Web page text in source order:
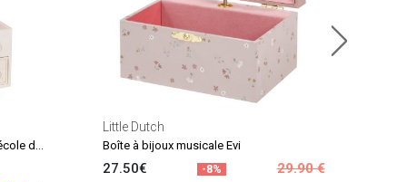
Little Dutch
Boîte à bijoux musicale Evi
27.50€ -8% 29.90 €